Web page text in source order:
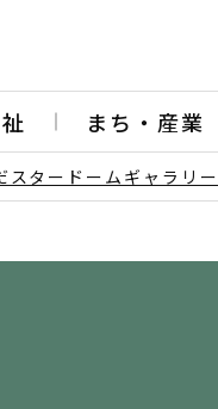
まち・産業
スタードームギャラリー